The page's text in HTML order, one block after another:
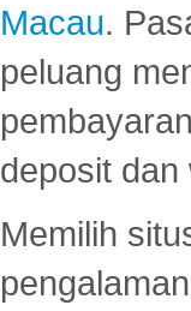
Macau.
peluang
deposit
Memilih